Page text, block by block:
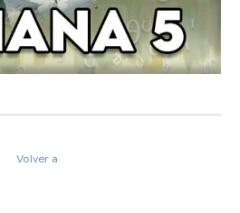
Volver a